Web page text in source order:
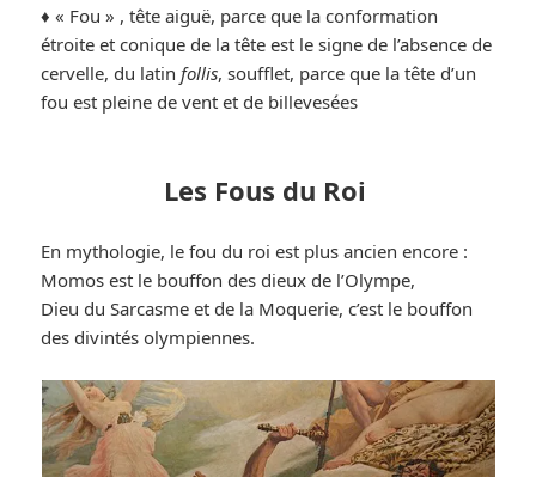
♦️ « Fou » , tête aiguë, parce que la conformation
étroite et conique de la tête est le signe de l’absence de
cervelle, du latin follis, soufflet, parce que la tête d’un
fou est pleine de vent et de billevesées
Les Fous du Roi
En mythologie, le fou du roi est plus ancien encore :
Momos est le bouffon des dieux de l’Olympe,
Dieu du Sarcasme et de la Moquerie, c’est le bouffon
des divintés olympiennes.